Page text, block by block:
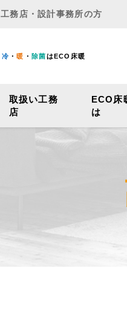
冷 ・暖 ・ 除菌はECO床暖
工務店・設計事務所の方
取扱い工務
店
ECO床
は